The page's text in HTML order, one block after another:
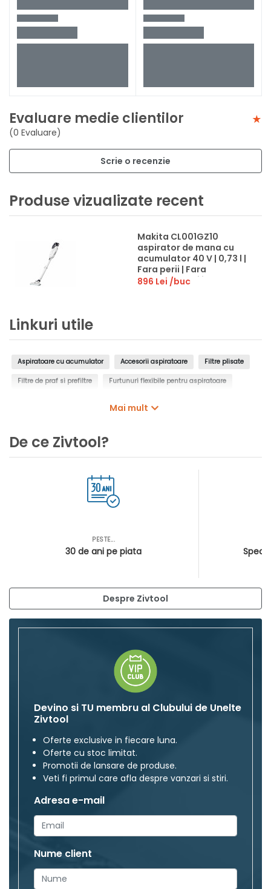
Evaluare medie clientilor
(0 Evaluare)
Scrie o recenzie
Produse vizualizate recent
Makita CL001GZ10
aspirator de mana cu
acumulator 40 V | 0,73 l |
Fara perii | Fara
acumulator si incarcator
896 Lei /buc
Linkuri utile
Aspiratoare cu acumulator Accesorii aspiratoare Filtre plisate
Filtre de praf si prefiltre Furtunuri flexibile pentru aspiratoare
Aspirator fara sac Aspirator umed-uscat
Mai mult
De ce Zivtool?
PESTE...
30 de ani pe piata
Despre Zivtool
Devino si TU membru al Clubului de Unelte
Zivtool
Oferte exclusive in fiecare luna.
Oferte cu stoc limitat.
Promotii de lansare de produse.
Veti fi primul care afla despre vanzari si stiri.
Adresa e-mail
Nume client